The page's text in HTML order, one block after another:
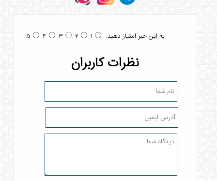
به این خبر امتیاز دهید: 1
2
3
4
5
نظرات کاربران